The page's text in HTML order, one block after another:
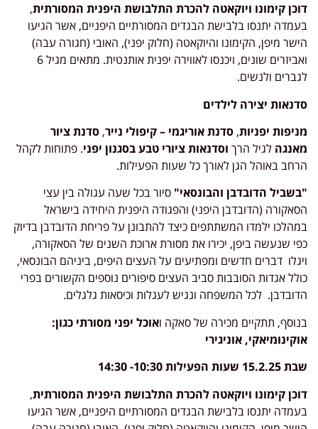
דוכן קימונו ויוקאטה להכרת התלבושת היפנית המסורתית,
בעמדה יתנסו בלבישת הבגדים המסורתיים היפניים, אשר הגיעו
הישר מיפן, הקימונו והיוקאטה (חלוק יפני), האובי (חגורה עבה)
ואביזרים שונים, ויכנסו לאווירה יפנית אותנטית. מתאים מגיל 6
לגברים ולנשים.
סדנאות יצירה לילדים
מניפות יפניות, סדנת אוריגמי – קיפולי נייר, סדנת ציור
מאנגה לגיל הרך וסדנאות ציורי טבע בסגנון יפני. פתוחות לקהל
הרחב באוהל הגן לאורך כל שעות הפעילות.
"בשביל הדובדבן והבונסאי" סיור בכל שעה עגולה בין עצי
הסאקורה (הדובדבן היפני) והפגודה היפנית היחידה בישראל
במהלכו ילמדו המשתתפים כיצד להתבונן על פריחת הדובדבן בדיוק
כפי שנעשה ביפן, יכירו את מסורת ארוכת השנים של הסאקורה,
ויגלו דברים חדשים ומפתיעים על העצים היפים, ביניהם הבונסאי,
כולל אגדות הסובבות סביב העצים סיפורים נוספים הקשורים בפרי
הדובדבן. לכל המשפחה ונגיש לעגלות וכיסאות גלגלים.
בנוסף, תתקיים מכירה של סאקה ואוכל יפני מסורתי כגון:
אוקינומיאקי, אוניגירי
שבת 15.2.25 שעות הפעילות 10:30- 14:30
דוכן קימונו ויוקאטה להכרת התלבושת היפנית המסורתית,
בעמדה יתנסו בלבישת הבגדים המסורתיים היפניים, אשר הגיעו